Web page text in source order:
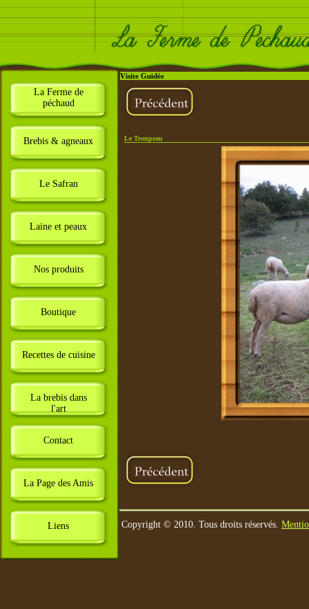
La Ferme de
péchaud
Brebis & agneaux
Le Safran
Laine et peaux
Nos produits
Boutique
Recettes de cuisine
La brebis dans
l'art
Contact
La Page des Amis
Liens
Visite Guidée
Le Troupeau
Copyright © 2010. Tous droits réservés.